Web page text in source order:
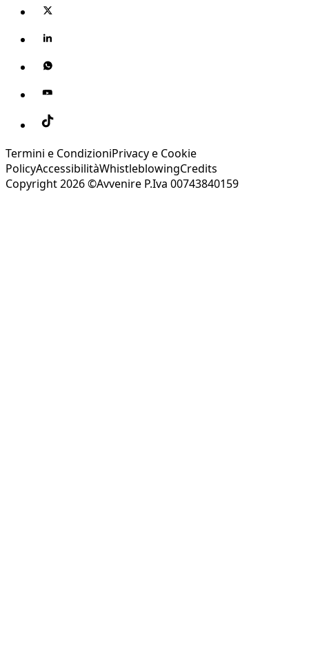
Termini e CondizioniPrivacy e Cookie
PolicyAccessibilitàWhistleblowingCredits
Copyright 2026 ©Avvenire P.Iva 00743840159